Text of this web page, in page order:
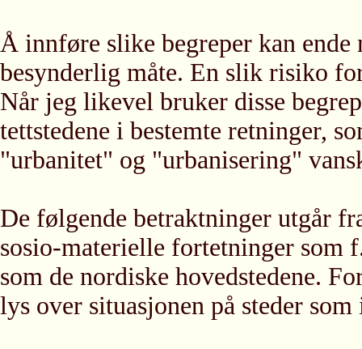
Å innføre slike begreper kan
besynderlig måte. En slik risiko
Når jeg likevel bruker disse
tettstedene i bestemte retninger,
"urbanitet" og "urbanisering"
De følgende betraktninger utgår
sosio-materielle fortetninger som
som de nordiske hovedstedene.
lys over situasjonen på steder